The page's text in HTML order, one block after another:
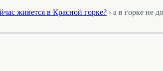
живется в Красной горке? › а в горке не